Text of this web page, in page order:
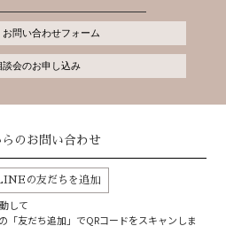
お問い合わせフォーム
談会のお申し込み
のお問い合わせ
の友だちを追加
して
「友だち追加」でQRコードをスキャンしま